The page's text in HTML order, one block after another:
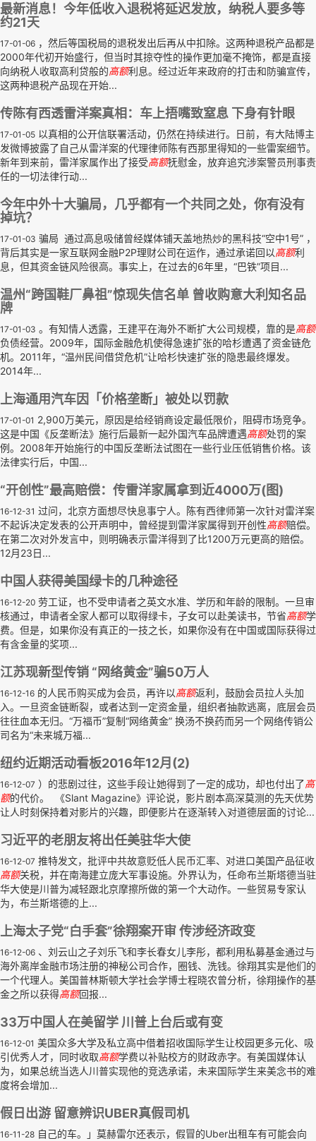
最新消息！今年低收入退税将延迟发放，纳税人要多等
约21天
17-01-06 ，然后等国税局的退税发出后再从中扣除。这两种退税产品都是
2000年代初开始盛行，但当时其掠夺性的操作更加毫不掩饰，都是直接
向纳税人收取高利贷般的高额利息。经过近年来政府的打击和防骗宣传，
这两种退税产品现在开始...
传陈有西透雷洋案真相：车上捂嘴致窒息 下身有针眼
17-01-05 以真相的公开信联署活动，仍然在持续进行。日前，有大陆博主
发微博披露了自己从雷洋案的代理律师陈有西那里得知的一些雷案细节。
新年到来前，雷洋家属作出了接受高额抚慰金，放弃追究涉案警员刑事责
任的一切法律行动...
今年中外十大骗局，几乎都有一个共同之处，你有没有
掉坑？
17-01-03 骗局 通过高息吸储曾经媒体铺天盖地热炒的黑科技“空中1号” ，
背后其实是一家互联网金融P2P理财公司在运作，通过承诺回以高额利
息，但其资金链风险很高。事实上，在过去的6年里，“巴铁”项目...
温州“跨国鞋厂鼻祖”惊现失信名单 曾收购意大利知名品
牌
17-01-03 。有知情人透露，王建平在海外不断扩大公司规模，靠的是高额
负债经营。2009年，国际金融危机使得急速扩张的哈杉遭遇了资金链危
机。2011年，“温州民间借贷危机”让哈杉快速扩张的隐患最终爆发。
2014年...
上海通用汽车因「价格垄断」被处以罚款
17-01-01 2,900万美元，原因是给经销商设定最低限价，阻碍市场竞争。
这是中国《反垄断法》施行后最新一起外国汽车品牌遭遇高额处罚的案
例。2008年开始施行的中国反垄断法试图在一些行业压低销售价格。该
法律实行后，中国...
“开创性”最高赔偿：传雷洋家属拿到近4000万(图)
16-12-31 过问，北京方面想尽快息事宁人。陈有西律师第一次针对雷洋案
不起诉决定发表的公开声明中，曾经提到雷洋家属得到开创性高额赔偿。
在第二次对外发言中，则明确表示雷洋得到了比1200万元更高的赔偿。
12月23日...
中国人获得美国绿卡的几种途径
16-12-20 劳工证，也不受申请者之英文水准、学历和年龄的限制。一旦审
核通过，申请者全家人都可以取得绿卡，子女可以赴美读书，节省高额学
费。但是，如果你没有真正的一技之长，如果你没有在中国或国际获得过
有含金量的奖项...
江苏现新型传销 “网络黄金”骗50万人
16-12-16 的人民币购买成为会员，再许以高额返利，鼓励会员拉人头加
入。一旦资金链断裂，或者达到一定资金量，组织者抽款逃离，底层会员
往往血本无归。“万福币”复制“网络黄金” 换汤不换药而另一个网络传销公
司名为“未来城万福...
纽约近期活动看板2016年12月(2)
16-12-07 ）的悲剧过往，这些手段让她得到了一定的成功，却也付出了高
额的代价。 《Slant Magazine》评论说，影片剧本高深莫测的先天优势
让人时刻保持着对影片的兴趣，即便影片在逐渐转入对道德层面的讨论...
习近平的老朋友将出任美驻华大使
16-12-07 推特发文，批评中共故意贬低人民币汇率、对进口美国产品征收
高额关税，并在南海建立庞大军事设施。外界认为，任命布兰斯塔德当驻
华大使是川普为减轻跟北京摩擦所做的第一个大动作。一些贸易专家认
为，布兰斯塔德的上...
上海太子党“白手套”徐翔案开审 传涉经济政变
16-12-06 、刘云山之子刘乐飞和李长春女儿李彤，都利用私募基金通过与
海外离岸金融市场注册的神秘公司合作，圈钱、洗钱。徐翔其实是他们的
一个代理人。美国普林斯顿大学社会学博士程晓农曾分析，徐翔操作的基
金之所以获得高额回报...
33万中国人在美留学 川普上台后或有变
16-12-01 美国众多大学及私立高中借着招收国际学生让校园更多元化、吸
引优秀人才，同时收取高额学费以补贴校方的财政赤字。有美国媒体认
为，如果总统当选人川普实现他的竞选承诺，未来国际学生来美念书的难
度将会增加...
假日出游 留意辨识UBER真假司机
16-11-28 自己的车。」莫赫雷尔还表示，假冒的Uber出租车有可能会向